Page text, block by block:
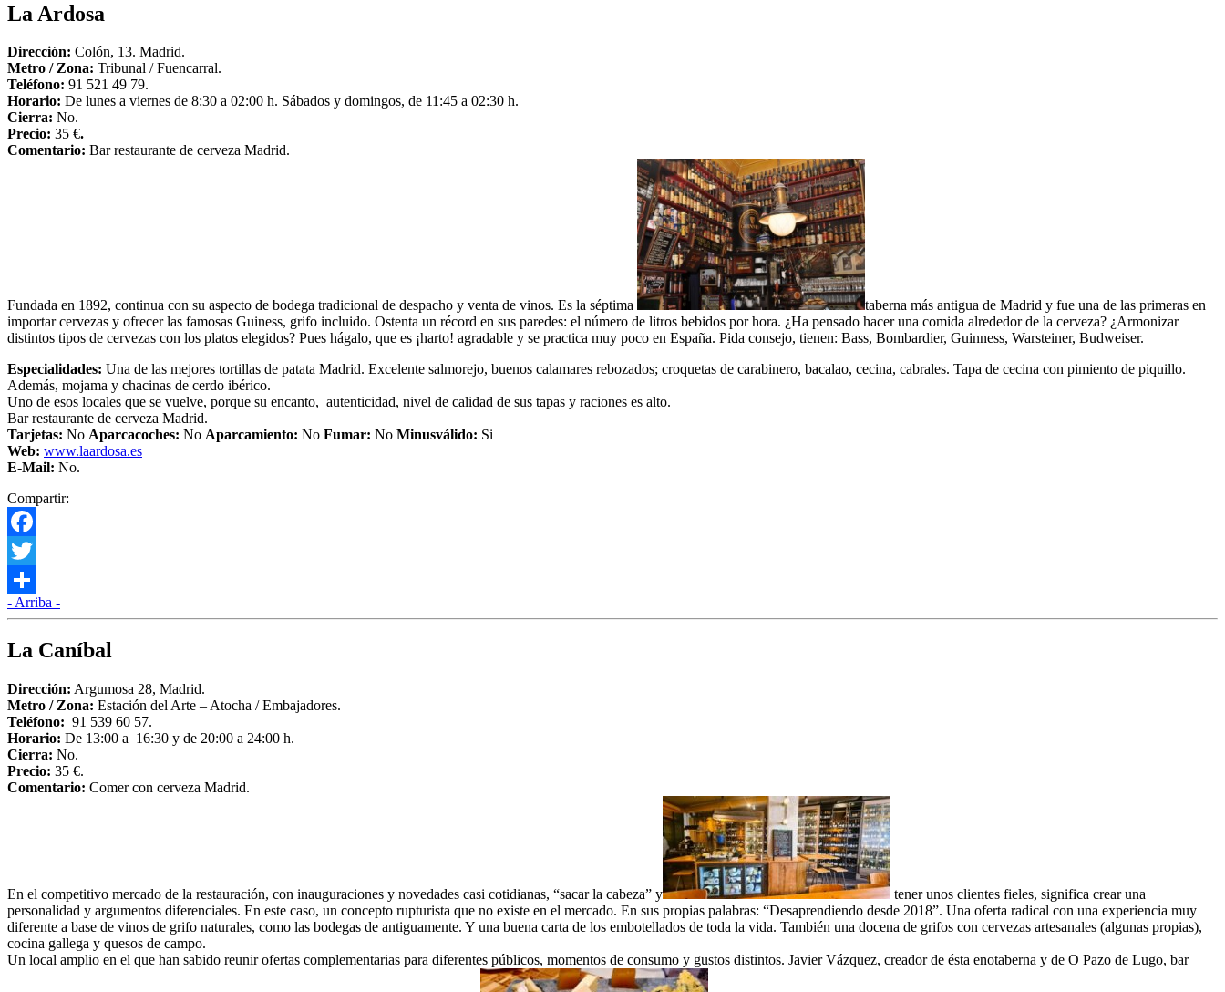
La Ardosa
Dirección: Colón, 13. Madrid.
Metro / Zona: Tribunal / Fuencarral.
Teléfono: 91 521 49 79.
Horario: De lunes a viernes de 8:30 a 02:00 h. Sábados y domingos, de 11:45 a 02:30 h.
Cierra: No.
Precio: 35 €.
Comentario: Bar restaurante de cerveza Madrid.
Fundada en 1892, continua con su aspecto de bodega tradicional de despacho y venta de vinos. Es la séptima
taberna más antigua de Madrid y fue una de las primeras en
importar cervezas y ofrecer las famosas Guiness, grifo incluido. Ostenta un récord en sus paredes: el número de litros bebidos por hora. ¿Ha pensado hacer una comida alrededor de la cerveza? ¿Armonizar
distintos tipos de cervezas con los platos elegidos? Pues hágalo, que es ¡harto! agradable y se practica muy poco en España. Pida consejo, tienen: Bass, Bombardier, Guinness, Warsteiner, Budweiser.
Especialidades: Una de las mejores tortillas de patata Madrid. Excelente salmorejo, buenos calamares rebozados; croquetas de carabinero, bacalao, cecina, cabrales. Tapa de cecina con pimiento de piquillo.
Además, mojama y chacinas de cerdo ibérico.
Uno de esos locales que se vuelve, porque su encanto, autenticidad, nivel de calidad de sus tapas y raciones es alto.
Bar restaurante de cerveza Madrid.
Tarjetas: No Aparcacoches: No Aparcamiento: No Fumar: No Minusválido: Si
Web: www.laardosa.es
E-Mail: No.
Compartir:
Facebook
Twitter
Compartir
- Arriba -
La Caníbal
Dirección: Argumosa 28, Madrid.
Metro / Zona: Estación del Arte – Atocha / Embajadores.
Teléfono: 91 539 60 57.
Horario: De 13:00 a 16:30 y de 20:00 a 24:00 h.
Cierra: No.
Precio: 35 €.
Comentario: Comer con cerveza Madrid.
En el competitivo mercado de la restauración, con inauguraciones y novedades casi cotidianas, “sacar la cabeza” y
tener unos clientes fieles, significa crear una
personalidad y argumentos diferenciales. En este caso, un concepto rupturista que no existe en el mercado. En sus propias palabras: “Desaprendiendo desde 2018”. Una oferta radical con una experiencia muy
diferente a base de vinos de grifo naturales, como las bodegas de antiguamente. Y una buena carta de los embotellados de toda la vida. También una docena de grifos con cervezas artesanales (algunas propias),
cocina gallega y quesos de campo.
Un local amplio en el que han sabido reunir ofertas complementarias para diferentes públicos, momentos de consumo y gustos distintos. Javier Vázquez, creador de ésta enotaberna y de O Pazo de Lugo, bar